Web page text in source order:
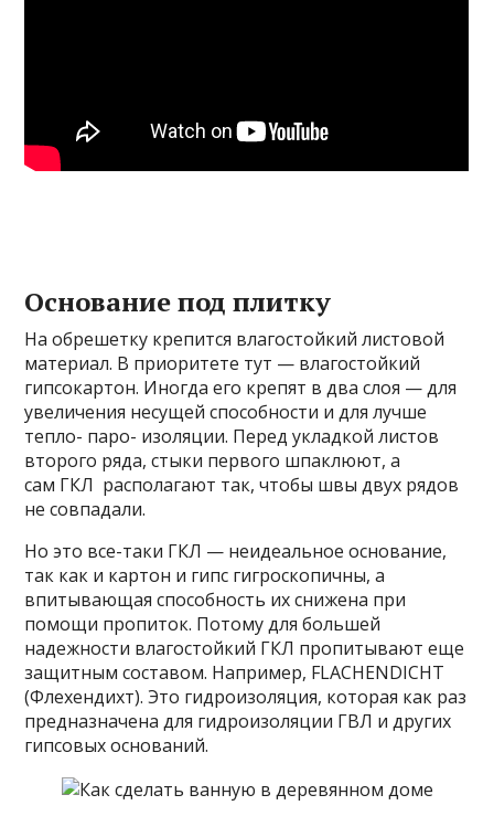
Основание под плитку
На обрешетку крепится влагостойкий листовой
материал. В приоритете тут — влагостойкий
гипсокартон. Иногда его крепят в два слоя — для
увеличения несущей способности и для лучше
тепло- паро- изоляции. Перед укладкой листов
второго ряда, стыки первого шпаклюют, а
сам ГКЛ располагают так, чтобы швы двух рядов
не совпадали.
Но это все-таки ГКЛ — неидеальное основание,
так как и картон и гипс гигроскопичны, а
впитывающая способность их снижена при
помощи пропиток. Потому для большей
надежности влагостойкий ГКЛ пропитывают еще
защитным составом. Например, FLACHENDICHT
(Флехендихт). Это гидроизоляция, которая как раз
предназначена для гидроизоляции ГВЛ и других
гипсовых оснований.